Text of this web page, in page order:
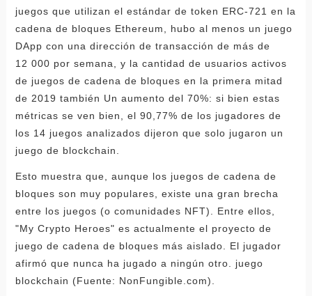
juegos que utilizan el estándar de token ERC-721 en la
cadena de bloques Ethereum, hubo al menos un juego
DApp con una dirección de transacción de más de
12 000 por semana, y la cantidad de usuarios activos
de juegos de cadena de bloques en la primera mitad
de 2019 también Un aumento del 70%: si bien estas
métricas se ven bien, el 90,77% de los jugadores de
los 14 juegos analizados dijeron que solo jugaron un
juego de blockchain.
Esto muestra que, aunque los juegos de cadena de
bloques son muy populares, existe una gran brecha
entre los juegos (o comunidades NFT). Entre ellos,
"My Crypto Heroes" es actualmente el proyecto de
juego de cadena de bloques más aislado. El jugador
afirmó que nunca ha jugado a ningún otro. juego
blockchain (Fuente: NonFungible.com).